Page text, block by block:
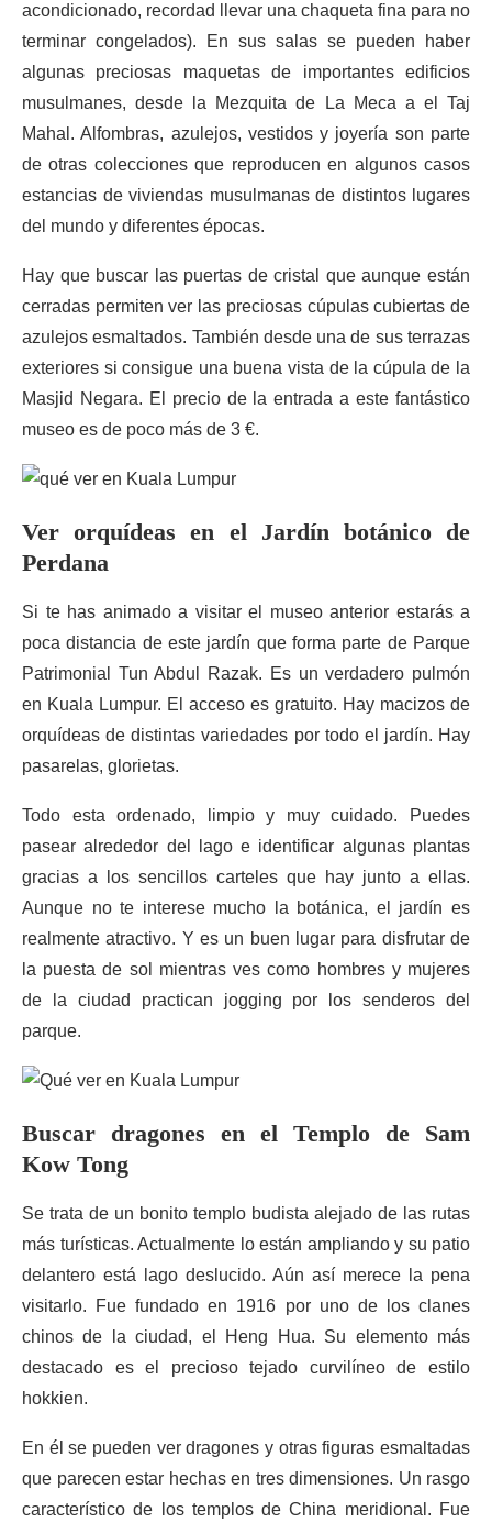
acondicionado, recordad llevar una chaqueta fina para no
terminar congelados). En sus salas se pueden haber
algunas preciosas maquetas de importantes edificios
musulmanes, desde la Mezquita de La Meca a el Taj
Mahal. Alfombras, azulejos, vestidos y joyería son parte
de otras colecciones que reproducen en algunos casos
estancias de viviendas musulmanas de distintos lugares
del mundo y diferentes épocas.
Hay que buscar las puertas de cristal que aunque están
cerradas permiten ver las preciosas cúpulas cubiertas de
azulejos esmaltados. También desde una de sus terrazas
exteriores si consigue una buena vista de la cúpula de la
Masjid Negara. El precio de la entrada a este fantástico
museo es de poco más de 3 €.
Ver orquídeas en el Jardín botánico de
Perdana
Si te has animado a visitar el museo anterior estarás a
poca distancia de este jardín que forma parte de Parque
Patrimonial Tun Abdul Razak. Es un verdadero pulmón
en Kuala Lumpur. El acceso es gratuito. Hay macizos de
orquídeas de distintas variedades por todo el jardín. Hay
pasarelas, glorietas.
Todo esta ordenado, limpio y muy cuidado. Puedes
pasear alrededor del lago e identificar algunas plantas
gracias a los sencillos carteles que hay junto a ellas.
Aunque no te interese mucho la botánica, el jardín es
realmente atractivo. Y es un buen lugar para disfrutar de
la puesta de sol mientras ves como hombres y mujeres
de la ciudad practican jogging por los senderos del
parque.
Buscar dragones en el Templo de Sam
Kow Tong
Se trata de un bonito templo budista alejado de las rutas
más turísticas. Actualmente lo están ampliando y su patio
delantero está lago deslucido. Aún así merece la pena
visitarlo. Fue fundado en 1916 por uno de los clanes
chinos de la ciudad, el Heng Hua. Su elemento más
destacado es el precioso tejado curvilíneo de estilo
hokkien.
En él se pueden ver dragones y otras figuras esmaltadas
que parecen estar hechas en tres dimensiones. Un rasgo
característico de los templos de China meridional. Fue